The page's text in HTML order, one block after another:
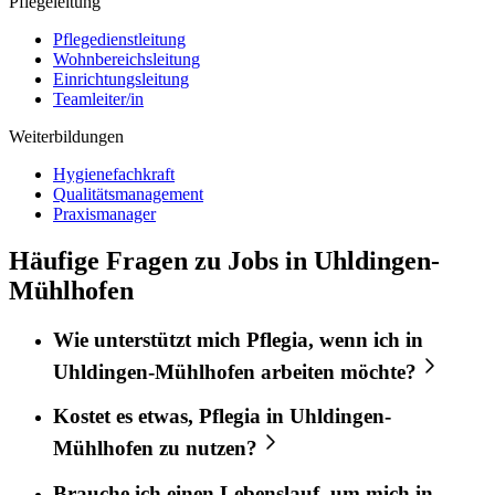
Pflegedienstleitung
Wohnbereichsleitung
Einrichtungsleitung
Teamleiter/in
Weiterbildungen
Hygienefachkraft
Qualitätsmanagement
Praxismanager
Häufige Fragen zu Jobs in Uhldingen-
Mühlhofen
Wie unterstützt mich Pflegia, wenn ich in
Uhldingen-Mühlhofen arbeiten möchte?
Kostet es etwas, Pflegia in Uhldingen-
Mühlhofen zu nutzen?